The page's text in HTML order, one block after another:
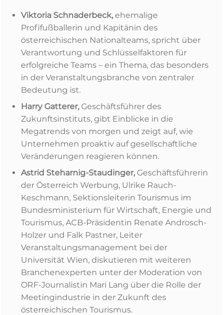
Viktoria Schnaderbeck, ehemalige
Profifußballerin und Kapitänin des
österreichischen Nationalteams, spricht über
Verantwortung und Schlüsselfaktoren für
erfolgreiche Teams – ein Thema, das besonders
in der Veranstaltungsbranche von zentraler
Bedeutung ist.
Harry Gatterer, Geschäftsführer des
Zukunftsinstituts, gibt Einblicke in die
Megatrends von morgen und zeigt auf, wie
Unternehmen proaktiv auf gesellschaftliche
Veränderungen reagieren können.
Astrid Steharnig-Staudinger, Geschäftsführerin
der Österreich Werbung, Ulrike Rauch-
Keschmann, Sektionsleiterin Tourismus im
Bundesministerium für Wirtschaft, Energie und
Tourismus, ACB-Präsidentin Renate Androsch-
Holzer und Falk Pastner, Leiter
Veranstaltungsmanagement bei der
Universität Wien, diskutieren mit weiteren
Branchenexperten unter der Moderation von
ORF-Journalistin Mari Lang über die Rolle der
Meetingindustrie in der Zukunft des
österreichischen Tourismus.